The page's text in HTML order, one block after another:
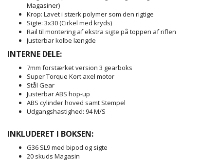
Magasiner)
Krop: Lavet i stærk polymer som den rigtige
Sigte: 3x30 (Cirkel med kryds)
Rail til montering af ekstra sigte på toppen af riflen
Justerbar kolbe længde
INTERNE DELE:
7mm forstærket version 3 gearboks
Super Torque Kort axel motor
Stål Gear
Justerbar ABS hop-up
ABS cylinder hoved samt Stempel
Udgangshastighed: 94 M/S
INKLUDERET I BOKSEN:
G36 SL9 med bipod og sigte
20 skuds Magasin